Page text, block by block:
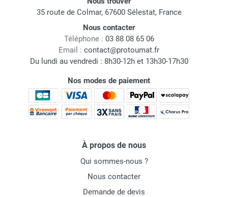
35 route de Colmar, 67600 Sélestat, France
Nous contacter
Téléphone : 03 88 08 65 06
Email : contact@protoumat.fr
Du lundi au vendredi : 8h30-12h et 13h30-17h30
Nos modes de paiement
À propos de nous
Qui sommes-nous ?
Nous contacter
Demande de devis